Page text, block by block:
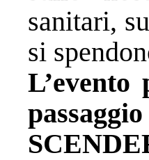
sanitari,
si